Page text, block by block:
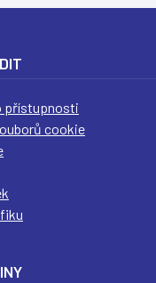
přístupnosti
cookie